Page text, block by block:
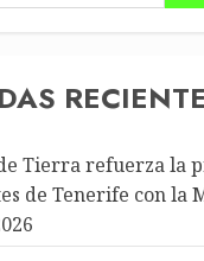
Tierra refuerza la
de Tenerife con la